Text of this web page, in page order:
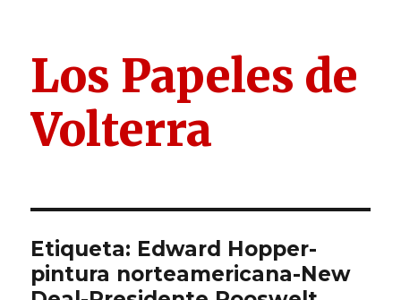
Los Papeles de
Volterra
Etiqueta: Edward Hopper-
pintura norteamericana-New